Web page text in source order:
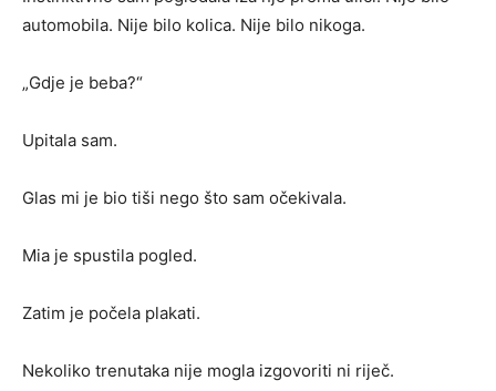
automobila. Nije bilo kolica. Nije bilo nikoga.
„Gdje je beba?“
Upitala sam.
Glas mi je bio tiši nego što sam očekivala.
Mia je spustila pogled.
Zatim je počela plakati.
Nekoliko trenutaka nije mogla izgovoriti ni riječ.